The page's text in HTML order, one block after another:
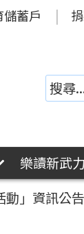
儲蓄戶
樂讀新武力
動」資訊公告